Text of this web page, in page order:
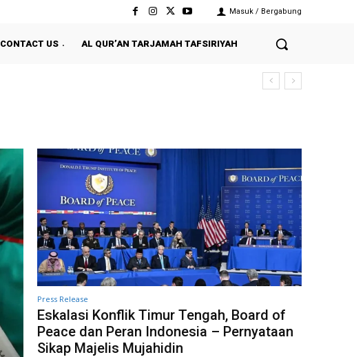
Masuk / Bergabung
CONTACT US AL QUR’AN TARJAMAH TAFSIRIYAH
Press Release
Eskalasi Konflik Timur Tengah, Board of
Peace dan Peran Indonesia – Pernyataan
Sikap Majelis Mujahidin